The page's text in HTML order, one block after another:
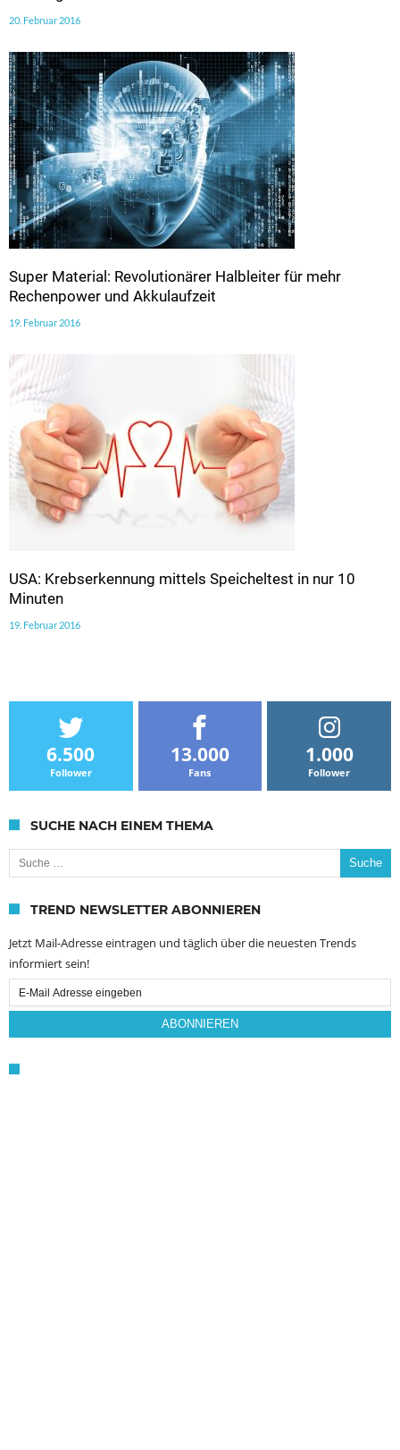
20. Februar 2016
Super Material: Revolutionärer Halbleiter für mehr
Rechenpower und Akkulaufzeit
19. Februar 2016
USA: Krebserkennung mittels Speicheltest in nur 10
Minuten
19. Februar 2016
6.500
Follower
13.000
Fans
1.000
Follower
SUCHE NACH EINEM THEMA
Suche nach:
TREND NEWSLETTER ABONNIEREN
Jetzt Mail-Adresse eintragen und täglich über die neuesten Trends
informiert sein!
Email
Subscription
ABONNIEREN